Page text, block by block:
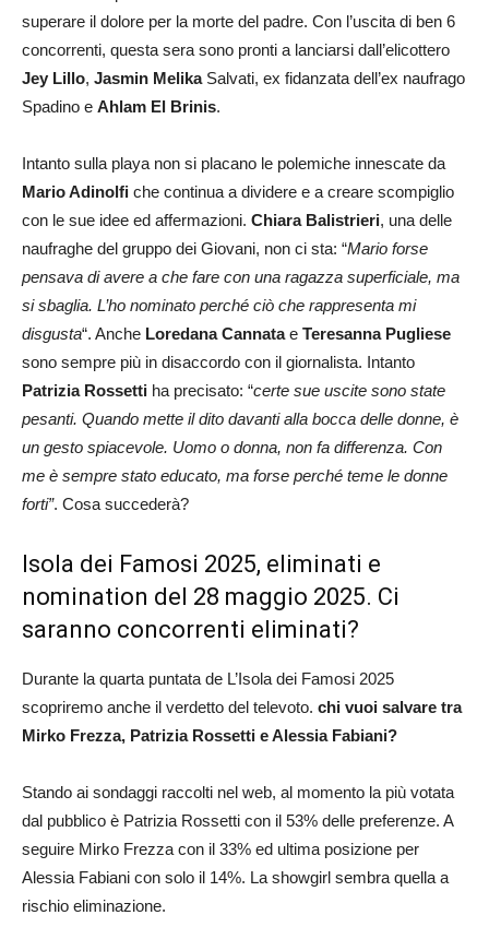
superare il dolore per la morte del padre. Con l’uscita di ben 6
concorrenti, questa sera sono pronti a lanciarsi dall’elicottero
Jey Lillo, Jasmin MelikaSalvati, ex fidanzata dell’ex naufrago
Spadino e Ahlam El Brinis.
Intanto sulla playa non si placano le polemiche innescate da
Mario Adinolfi che continua a dividere e a creare scompiglio
con le sue idee ed affermazioni. Chiara Balistrieri, una delle
naufraghe del gruppo dei Giovani, non ci sta: “Mario forse
pensava di avere a che fare con una ragazza superficiale, ma
si sbaglia. L’ho nominato perché ciò che rappresenta mi
disgusta“. Anche Loredana Cannatae Teresanna Pugliese
sono sempre più in disaccordo con il giornalista. Intanto
Patrizia Rossetti ha precisato: “certe sue uscite sono state
pesanti. Quando mette il dito davanti alla bocca delle donne, è
un gesto spiacevole. Uomo o donna, non fa differenza. Con
me è sempre stato educato, ma forse perché teme le donne
forti”. Cosa succederà?
Isola dei Famosi 2025, eliminati e
nomination del 28 maggio 2025. Ci
saranno concorrenti eliminati?
Durante la quarta puntata de L’Isola dei Famosi 2025
scopriremo anche il verdetto del televoto. chi vuoi salvare tra
Mirko Frezza, Patrizia Rossetti e Alessia Fabiani?
Stando ai sondaggi raccolti nel web, al momento la più votata
dal pubblico è Patrizia Rossetti con il 53% delle preferenze. A
seguire Mirko Frezza con il 33% ed ultima posizione per
Alessia Fabiani con solo il 14%. La showgirl sembra quella a
rischio eliminazione.